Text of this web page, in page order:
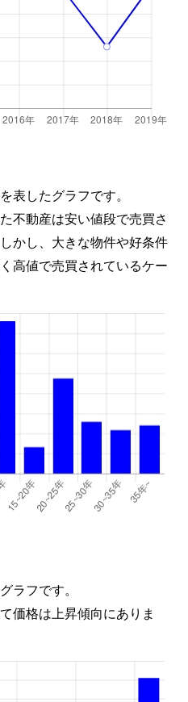
表したグラフです。
不動産は安い値段で売買さ
かし、大きな物件や好条件
高値で売買されているケー
ラフです。
価格は上昇傾向にありま